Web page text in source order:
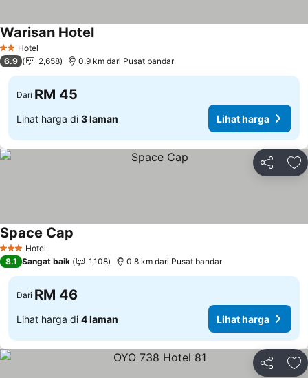
2 Bintang
Hotel
Warisan Hotel
6.9 2,658 0.9 km dari Pusat bandar
Dari RM 45
Lihat harga di 3 laman Lihat harga
Kongsi
3 BintangHotel
Space Cap
8.1 Sangat baik 1,108 0.8 km dari Pusat bandar
Dari RM 46
Lihat harga di 4 laman Lihat harga
Kongsi